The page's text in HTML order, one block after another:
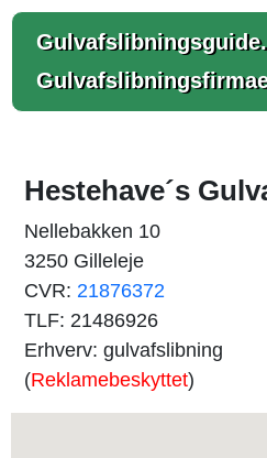
Hestehave´s
Nellebakken 10
3250 Gilleleje
CVR: 21876372
TLF: 21486926
Erhverv: gulvafslibning
(Reklamebeskyttet)